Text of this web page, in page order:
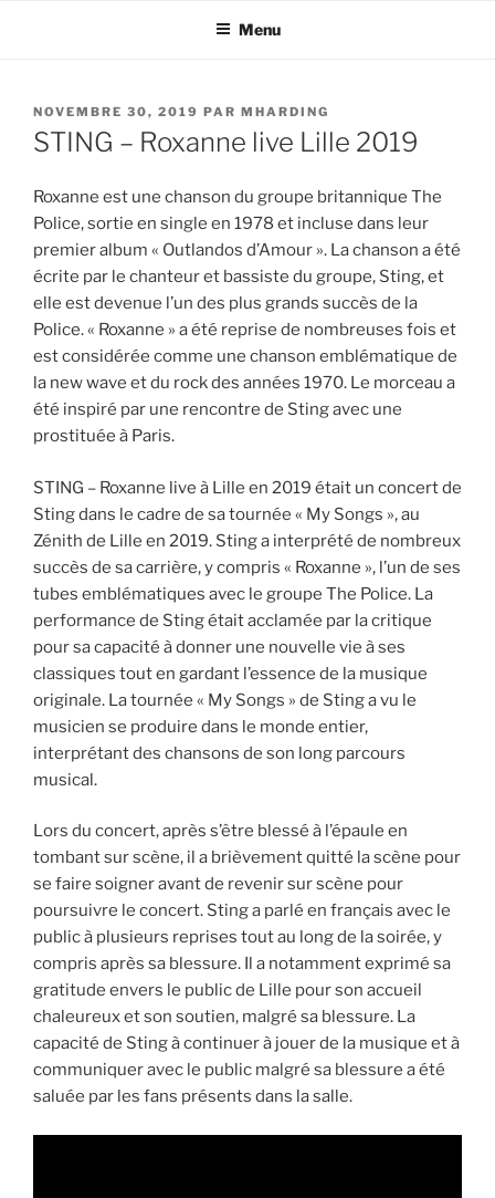
Menu
PUBLIÉ
LE
NOVEMBRE 30, 2019 PAR MHARDING
STING – Roxanne live Lille 2019
Roxanne est une chanson du groupe britannique The
Police, sortie en single en 1978 et incluse dans leur
premier album « Outlandos d’Amour ». La chanson a été
écrite par le chanteur et bassiste du groupe, Sting, et
elle est devenue l’un des plus grands succès de la
Police. « Roxanne » a été reprise de nombreuses fois et
est considérée comme une chanson emblématique de
la new wave et du rock des années 1970. Le morceau a
été inspiré par une rencontre de Sting avec une
prostituée à Paris.
STING – Roxanne live à Lille en 2019 était un concert de
Sting dans le cadre de sa tournée « My Songs », au
Zénith de Lille en 2019. Sting a interprété de nombreux
succès de sa carrière, y compris « Roxanne », l’un de ses
tubes emblématiques avec le groupe The Police. La
performance de Sting était acclamée par la critique
pour sa capacité à donner une nouvelle vie à ses
classiques tout en gardant l’essence de la musique
originale. La tournée « My Songs » de Sting a vu le
musicien se produire dans le monde entier,
interprétant des chansons de son long parcours
musical.
Lors du concert, après s’être blessé à l’épaule en
tombant sur scène, il a brièvement quitté la scène pour
se faire soigner avant de revenir sur scène pour
poursuivre le concert. Sting a parlé en français avec le
public à plusieurs reprises tout au long de la soirée, y
compris après sa blessure. Il a notamment exprimé sa
gratitude envers le public de Lille pour son accueil
chaleureux et son soutien, malgré sa blessure. La
capacité de Sting à continuer à jouer de la musique et à
communiquer avec le public malgré sa blessure a été
saluée par les fans présents dans la salle.